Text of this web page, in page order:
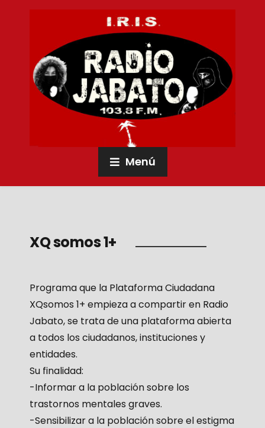
Menú
XQ somos 1+
Programa que la Plataforma Ciudadana
XQsomos 1+ empieza a compartir en Radio
Jabato, se trata de una plataforma abierta
a todos los ciudadanos, instituciones y
entidades.
Su finalidad:
-Informar a la población sobre los
trastornos mentales graves.
-Sensibilizar a la población sobre el estigma